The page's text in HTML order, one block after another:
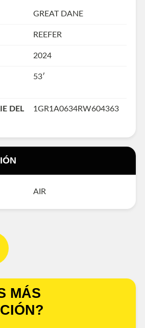
GREAT DANE
REEFER
2024
53′
DEL
1GR1A0634RW604363
AIR
MÁS